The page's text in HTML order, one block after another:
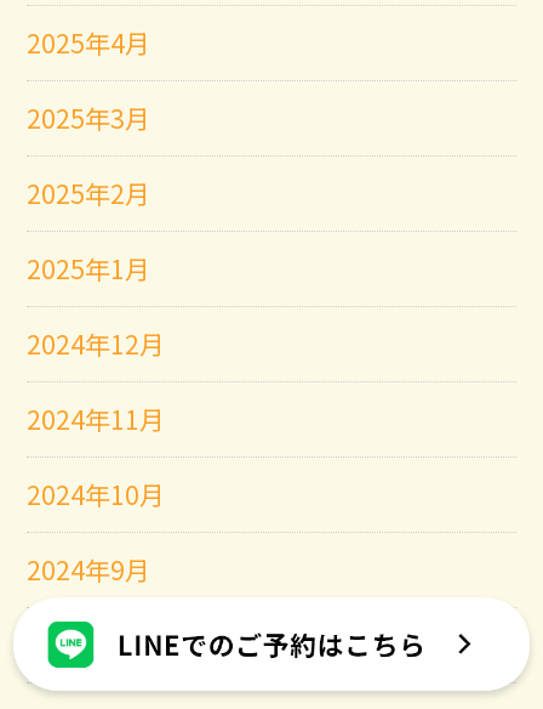
2025年4月
2025年3月
2025年2月
2025年1月
2024年12月
2024年11月
2024年10月
2024年9月
2024年8月